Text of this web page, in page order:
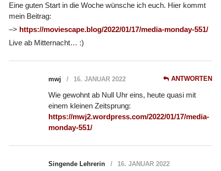
Eine guten Start in die Woche wünsche ich euch. Hier kommt
mein Beitrag:
–> https://moviescape.blog/2022/01/17/media-monday-551/
Live ab Mitternacht… :)
mwj 16. JANUAR 2022 ANTWORTEN
Wie gewohnt ab Null Uhr eins, heute quasi mit
einem kleinen Zeitsprung:
https://mwj2.wordpress.com/2022/01/17/media-
monday-551/
Singende Lehrerin
16. JANUAR 2022